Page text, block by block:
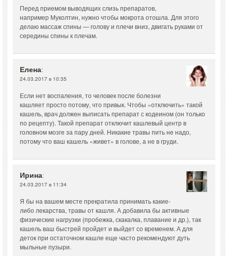
Перед приемом выводящих слизь препаратов,
например Муколтин, нужно чтобы мокрота отошла. Для этого
делаю массаж спины — голову и плечи вниз, двигать руками от
середины спины к плечам.
Елена:
24.03.2017 в 10:35
Если нет воспаления, то человек после болезни
кашляет просто потому, что привык. Чтобы «отключить» такой
кашель, врач должен выписать препарат с кодеином (он только
по рецепту). Такой препарат отключит кашлевый центр в
головном мозге за пару дней. Никакие травы пить не надо,
потому что ваш кашель «живет» в голове, а не в груди.
Ирина:
24.03.2017 в 11:34
Я бы на вашем месте прекратила принимать какие-
либо лекарства, травы от кашля. А добавила бы активные
физические нагрузки (пробежка, скакалка, плавание и др.), так
кашель ваш быстрей пройдет и выйдет со временем. А для
деток при остаточном кашле еще часто рекомендуют дуть
мыльные пузыри.